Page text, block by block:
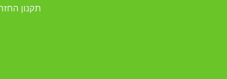
האפשרויות
תקנון